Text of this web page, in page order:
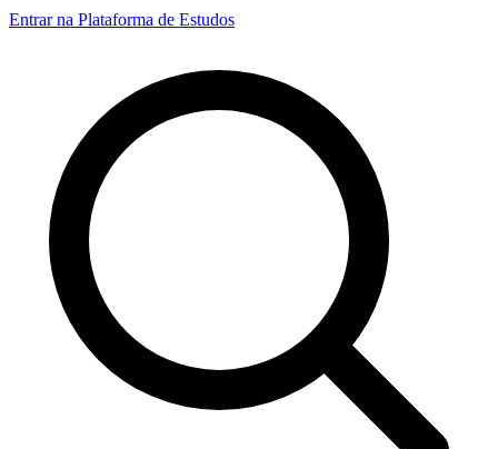
Entrar na Plataforma de Estudos